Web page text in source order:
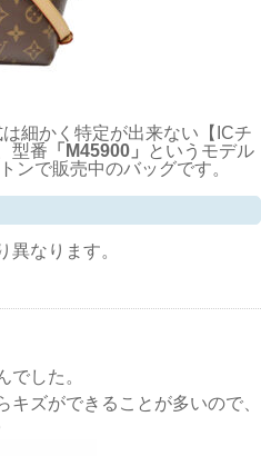
細かく特定が出来ない【ICチ
型番 「M45900」
というモデル
ンで販売中のバッグです。
異なります。
でした。
ズができることが多いので、